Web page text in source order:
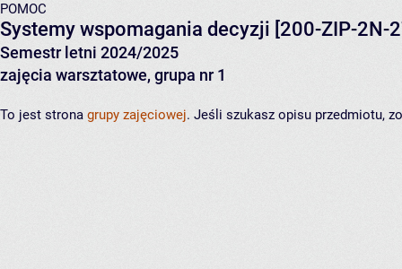
POMOC
Systemy wspomagania decyzji [200-ZIP-2N-
Semestr letni 2024/2025
zajęcia warsztatowe, grupa nr 1
To jest strona grupy zajęciowej. Jeśli szukasz opisu przedmiotu,